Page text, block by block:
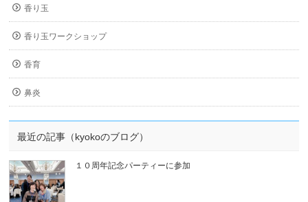
香り玉
香り玉ワークショップ
香育
鼻炎
最近の記事（kyokoのブログ）
１０周年記念パーティーに参加